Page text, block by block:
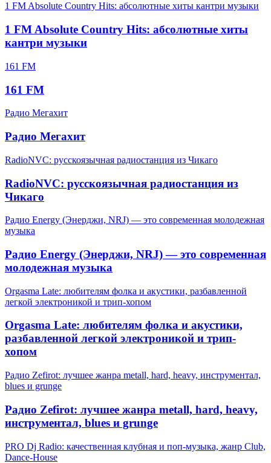
1 FM Absolute Country Hits: абсолютные хиты кантри музыки
1 FM Absolute Country Hits: абсолютные хиты
кантри музыки
161 FM
161 FM
Радио Мегахит
Радио Мегахит
RadioNVC: русскоязычная радиостанция из Чикаго
RadioNVC: русскоязычная радиостанция из
Чикаго
Радио Energy (Энерджи, NRJ) — это современная молодежная
музыка
Радио Energy (Энерджи, NRJ) — это современная
молодежная музыка
Orgasma Late: любителям фолка и акустики, разбавленной
легкой электроникой и трип-хопом
Orgasma Late: любителям фолка и акустики,
разбавленной легкой электроникой и трип-
хопом
Радио Zefirot: лучшее жанра metall, hard, heavy, инструментал,
blues и grunge
Радио Zefirot: лучшее жанра metall, hard, heavy,
инструментал, blues и grunge
PRO Dj Radio: качественная клубная и поп-музыка, жанр Club,
Dance-House